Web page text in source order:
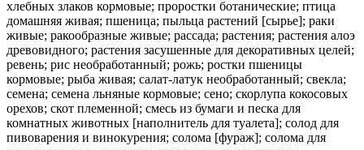
хлебных злаков кормовые; проростки ботанические; птица
домашняя живая; пшеница; пыльца растений [сырье]; раки
живые; ракообразные живые; рассада; растения; растения алоэ
древовидного; растения засушенные для декоративных целей;
ревень; рис необработанный; рожь; ростки пшеницы
кормовые; рыба живая; салат-латук необработанный; свекла;
семена; семена льняные кормовые; сено; скорлупа кокосовых
орехов; скот племенной; смесь из бумаги и песка для
комнатных животных [наполнитель для туалета]; солод для
пивоварения и винокурения; солома [фураж]; солома для